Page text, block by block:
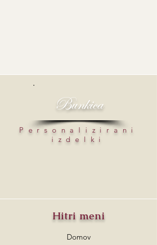
Bunkica
Personalizirani
izdelki
Hitri meni
Domov